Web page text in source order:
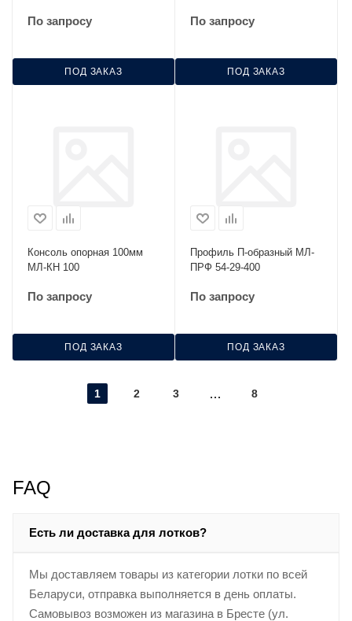
По запросу
ПОД ЗАКАЗ
По запросу
ПОД ЗАКАЗ
Консоль опорная 100мм
МЛ-КН 100
По запросу
ПОД ЗАКАЗ
Профиль П-образный МЛ-
ПРФ 54-29-400
По запросу
ПОД ЗАКАЗ
1 2 3 8
FAQ
Есть ли доставка для лотков?
Мы доставляем товары из категории лотки по всей
Беларуси, отправка выполняется в день оплаты.
Самовывоз возможен из магазина в Бресте (ул.